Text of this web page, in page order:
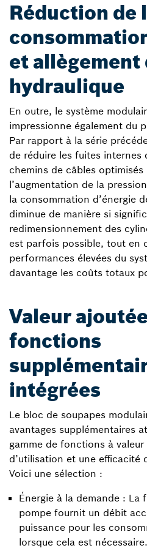
Réduction de
et allègement
hydraulique
En outre, le système
impressionne également du
Par rapport à la série
de réduire les fuites internes
chemins de câbles
l’augmentation de la
la consommation d’énergie
diminue de manière si
redimensionnement des
est parfois possible, tout en
performances élevées du
davantage les coûts totaux
Valeur
fonctions
intégrées
Le bloc de soupapes
avantages supplémentaires
gamme de fonctions à
d’utilisation et une efficacité
Voici une sélection :
Énergie à la demande :
pompe fournit un débit
puissance pour les
lorsque cela est